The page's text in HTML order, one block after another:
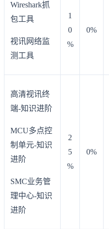
Wireshark抓
包工具
视讯网络监
测工具
1
0
%
0%
高清视讯终
端-知识进阶
MCU多点控
制单元-知识
进阶
SMC业务管
理中心-知识
进阶
2
5
%
0%